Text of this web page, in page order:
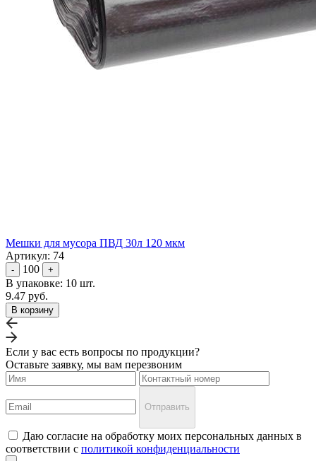
Мешки для мусора ПВД 30л 120 мкм
Артикул: 74
- 100 +
В упаковке: 10 шт.
9.47 руб.
В корзину
Если у вас есть вопросы по продукции?
Оставьте заявку, мы вам перезвоним
Отправить
Даю согласие на обработку моих персональных данных в
соответствии с политикой конфиденциальности